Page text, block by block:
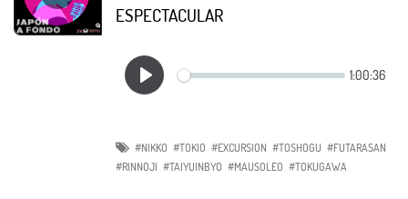
ESPECTACULAR
#NIKKO #TOKIO #EXCURSION #TOSHOGU #FUTARASAN
#RINNOJI #TAIYUINBYO #MAUSOLEO #TOKUGAWA